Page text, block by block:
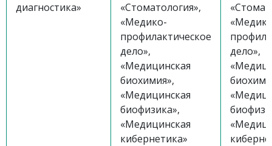
диагностика»
«Стоматология»,
«Медико-
профилактическое
дело»,
«Медицинская
биохимия»,
«Медицинская
биофизика»,
«Медицинская
кибернетика»
дело»,